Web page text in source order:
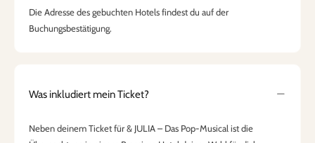
Die Adresse des gebuchten Hotels findest du auf der
Buchungsbestätigung.
Was inkludiert mein Ticket?
Neben deinem Ticket für & JULIA – Das Pop-Musical ist die